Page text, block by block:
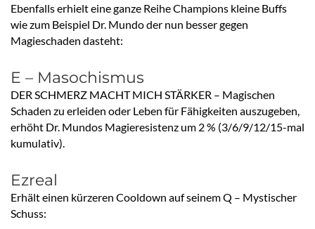
Ebenfalls erhielt eine ganze Reihe Champions kleine Buffs
wie zum Beispiel Dr. Mundo der nun besser gegen
Magieschaden dasteht:
E – Masochismus
DER SCHMERZ MACHT MICH STÄRKER – Magischen
Schaden zu erleiden oder Leben für Fähigkeiten auszugeben,
erhöht Dr. Mundos Magieresistenz um 2 % (3/6/9/12/15-mal
kumulativ).
Ezreal
Erhält einen kürzeren Cooldown auf seinem Q – Mystischer
Schuss: